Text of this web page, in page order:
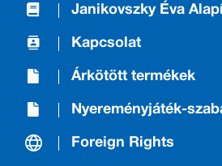
Janikovszky Éva
Kapcsolat
Árkötött termékek
Nyereményjáték-
Foreign Rights